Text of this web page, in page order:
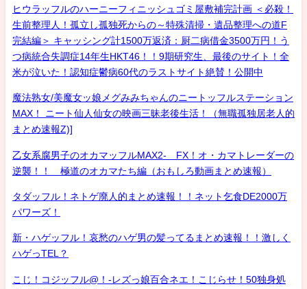
ヒウラッフルのハーニーフィニッシュゴミ屋敷補完計画 ＜必殺！
生前整理人！孤立し孤独死からの～特殊清掃・遺品整理への道F
完結編＞ キャッシング計1500万返済：厨二病借金3500万円！う
つ病統合失調症14年生HKT46！！9期研究生、最後のサイト！全
米が泣いた！認知症鬱病60代のラストサイト絶賛！公開中
魔法熟女/美魔女ッ娘メグみみちゃんのニートッフルステーション
MAX！ ニート仙人仙女の映画三昧老後生活！（無職孤独居老人的
まとめ速報Z)]
乙女系腐男子のオカマッフルMAX2- FX！オ・カマトレーダーの
逆襲！！ 極道のオカマたち編（おもしろ動画まとめ速報）
タダッフル！ネトゲ廃人的まとめ速報！！ネット乞食DE2000万
パワーズ！
新・ハゲッフル！哀愁のハゲ男の髪ってるまとめ速報！！激しく
ハゲっTEL？
こじ！コジッフル@！-レズっ娘百合ネエ！こじらせ！50独身処